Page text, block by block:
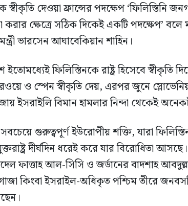
স্বীকৃতি দেওয়া ফ্রান্সের পদক্ষেপ ‘ফিলিস্তিনি
করার ক্ষেত্রে সঠিক দিকেই একটি পদক্ষেপ’ বলে
ভারসেন আঘাবেকিয়ান শাহিন।
ইতোমধ্যেই ফিলিস্তিনকে রাষ্ট্র হিসেবে স্বীকৃতি
ও স্পেন স্বীকৃতি দেয়, এরপর জুনে
ইসরাইলি বিমান হামলার নিন্দা থেকেই
গুরুত্বপূর্ণ ইউরোপীয় শক্তি, যারা
দীর্ঘদিন ধরেই করে যার বিরোধিতা
ফাত্তাহ আল-সিসি ও জর্ডানের বাদশাহ
কিংবা ইসরাইল-অধিকৃত পশ্চিম তীরে